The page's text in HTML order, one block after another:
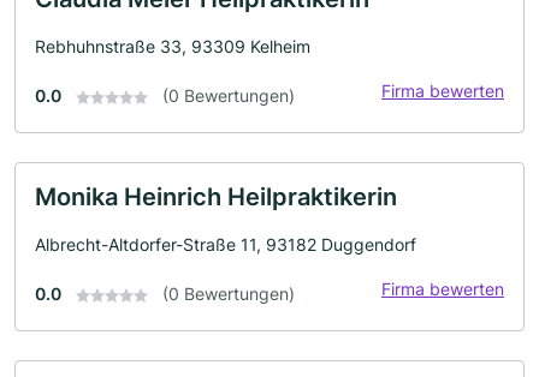
Rebhuhnstraße 33, 93309 Kelheim
0.0 (0 Bewertungen) Firma bewerten
Monika Heinrich Heilpraktikerin
Albrecht-Altdorfer-Straße 11, 93182 Duggendorf
0.0 (0 Bewertungen) Firma bewerten